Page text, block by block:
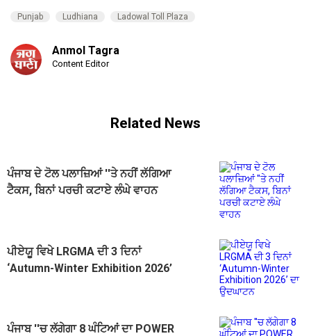
Punjab Ludhiana Ladowal Toll Plaza
Anmol Tagra
Content Editor
Related News
ਪੰਜਾਬ ਦੇ ਟੋਲ ਪਲਾਜ਼ਿਆਂ ''ਤੇ ਨਹੀਂ ਲੱਗਿਆ
ਟੈਕਸ, ਬਿਨਾਂ ਪਰਚੀ ਕਟਾਏ ਲੰਘੇ ਵਾਹਨ
ਪੀਏਯੂ ਵਿਖੇ LRGMA ਦੀ 3 ਦਿਨਾਂ
‘Autumn-Winter Exhibition 2026’
ਪੰਜਾਬ ''ਚ ਲੱਗੇਗਾ 8 ਘੰਟਿਆਂ ਦਾ POWER